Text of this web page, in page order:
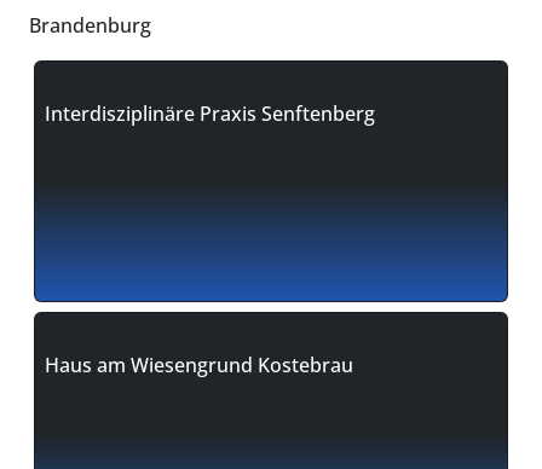
Brandenburg
Interdisziplinäre Praxis Senftenberg
Haus am Wiesengrund Kostebrau